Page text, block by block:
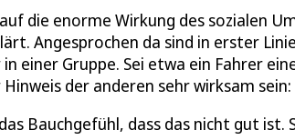
die enorme Wirkung des sozialen
Angesprochen da sind in erster
einer Gruppe. Sei etwa ein Fahrer
der anderen sehr wirksam
Bauchgefühl, dass das nicht gut ist.